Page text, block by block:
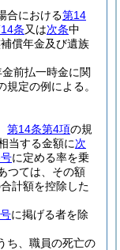
合における第14
条又は次条中
償年金及び遺族
前払一時金に関
定の例による。
第14条第4項の規
当する金額に次
に定める率を乗
つては、その額
計額を控除した
に掲げる者を除
ち、職員の死亡の